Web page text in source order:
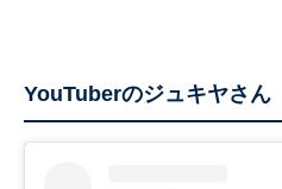
YouTuberのジュキヤさん